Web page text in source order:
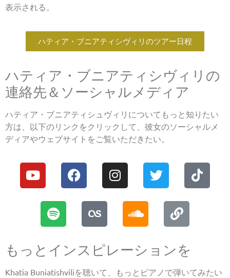
表示される。
ハティア・ブニアティシヴィリのツアー日程
ハティア・ブニアティシヴィリの
連絡先＆ソーシャルメディア
ハティア・ブニアティシュヴィリについてもっと知りたい
方は、以下のリンクをクリックして、彼女のソーシャルメ
ディアやウェブサイトをご覧いただきたい。
もっとインスピレーションを
Khatia Buniatishviliを聴いて、もっとピアノで弾いてみたい